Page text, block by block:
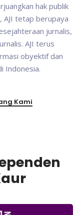
hak publik
AJI tetap berupaya
jurnalis,
AJI terus
obyektif dan
Indonesia.
Kami